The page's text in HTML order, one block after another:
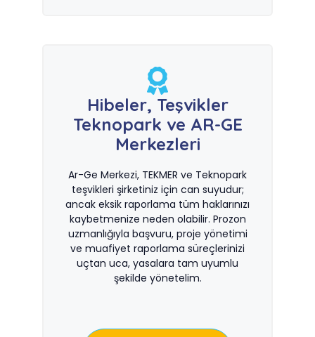
Hibeler, Teşvikler
Teknopark ve AR-GE
Merkezleri
Ar-Ge Merkezi, TEKMER ve Teknopark
teşvikleri şirketiniz için can suyudur;
ancak eksik raporlama tüm haklarınızı
kaybetmenize neden olabilir. Prozon
uzmanlığıyla başvuru, proje yönetimi
ve muafiyet raporlama süreçlerinizi
uçtan uca, yasalara tam uyumlu
şekilde yönetelim.